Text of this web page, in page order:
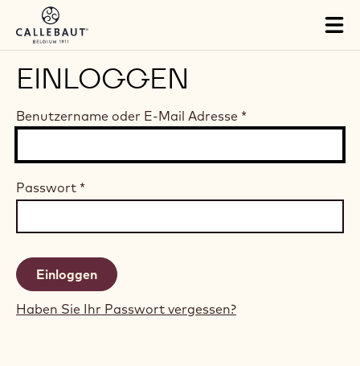
Skip to main content
EINLOGGEN
Benutzername oder E-Mail Adresse *
Passwort *
Haben Sie Ihr Passwort vergessen?